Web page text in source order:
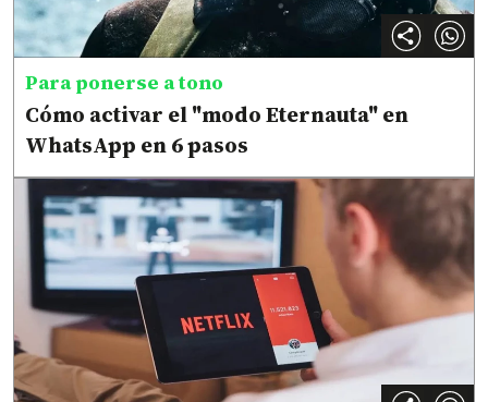
Para ponerse a tono
Cómo activar el "modo Eternauta" en
WhatsApp en 6 pasos